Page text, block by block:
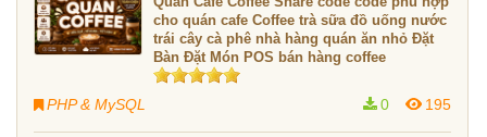
cho quán cafe Coffee trà sữa đồ uống nước
trái cây cà phê nhà hàng quán ăn nhỏ Đặt
Bàn Đặt Món POS bán hàng coffee
PHP & MySQL 195
0